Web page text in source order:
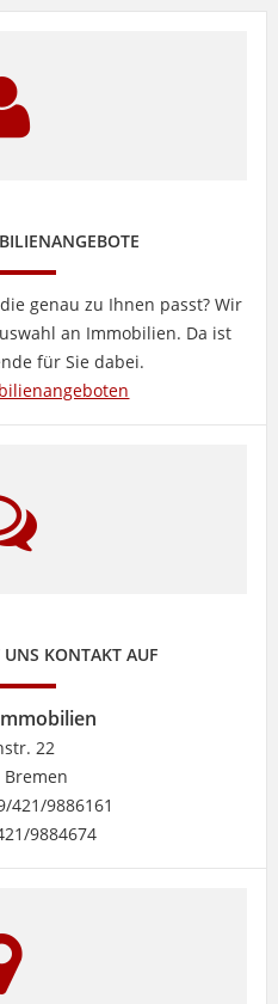
genau zu Ihnen passt? Wir
an Immobilien. Da ist
für Sie dabei.
KONTAKT AUF
22
Bremen
421/9886161
9884674